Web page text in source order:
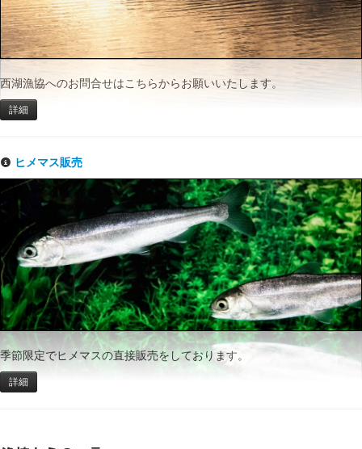
西湖漁協へのお問合せはこちらからお願いいたします。
詳細
ヒメマス販売
季節限定でヒメマスの直接販売をしております。
詳細